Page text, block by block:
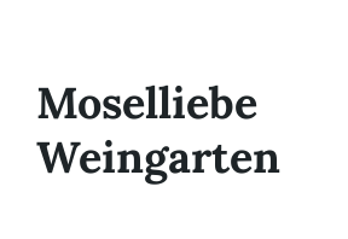
Moselliebe
Weingarten